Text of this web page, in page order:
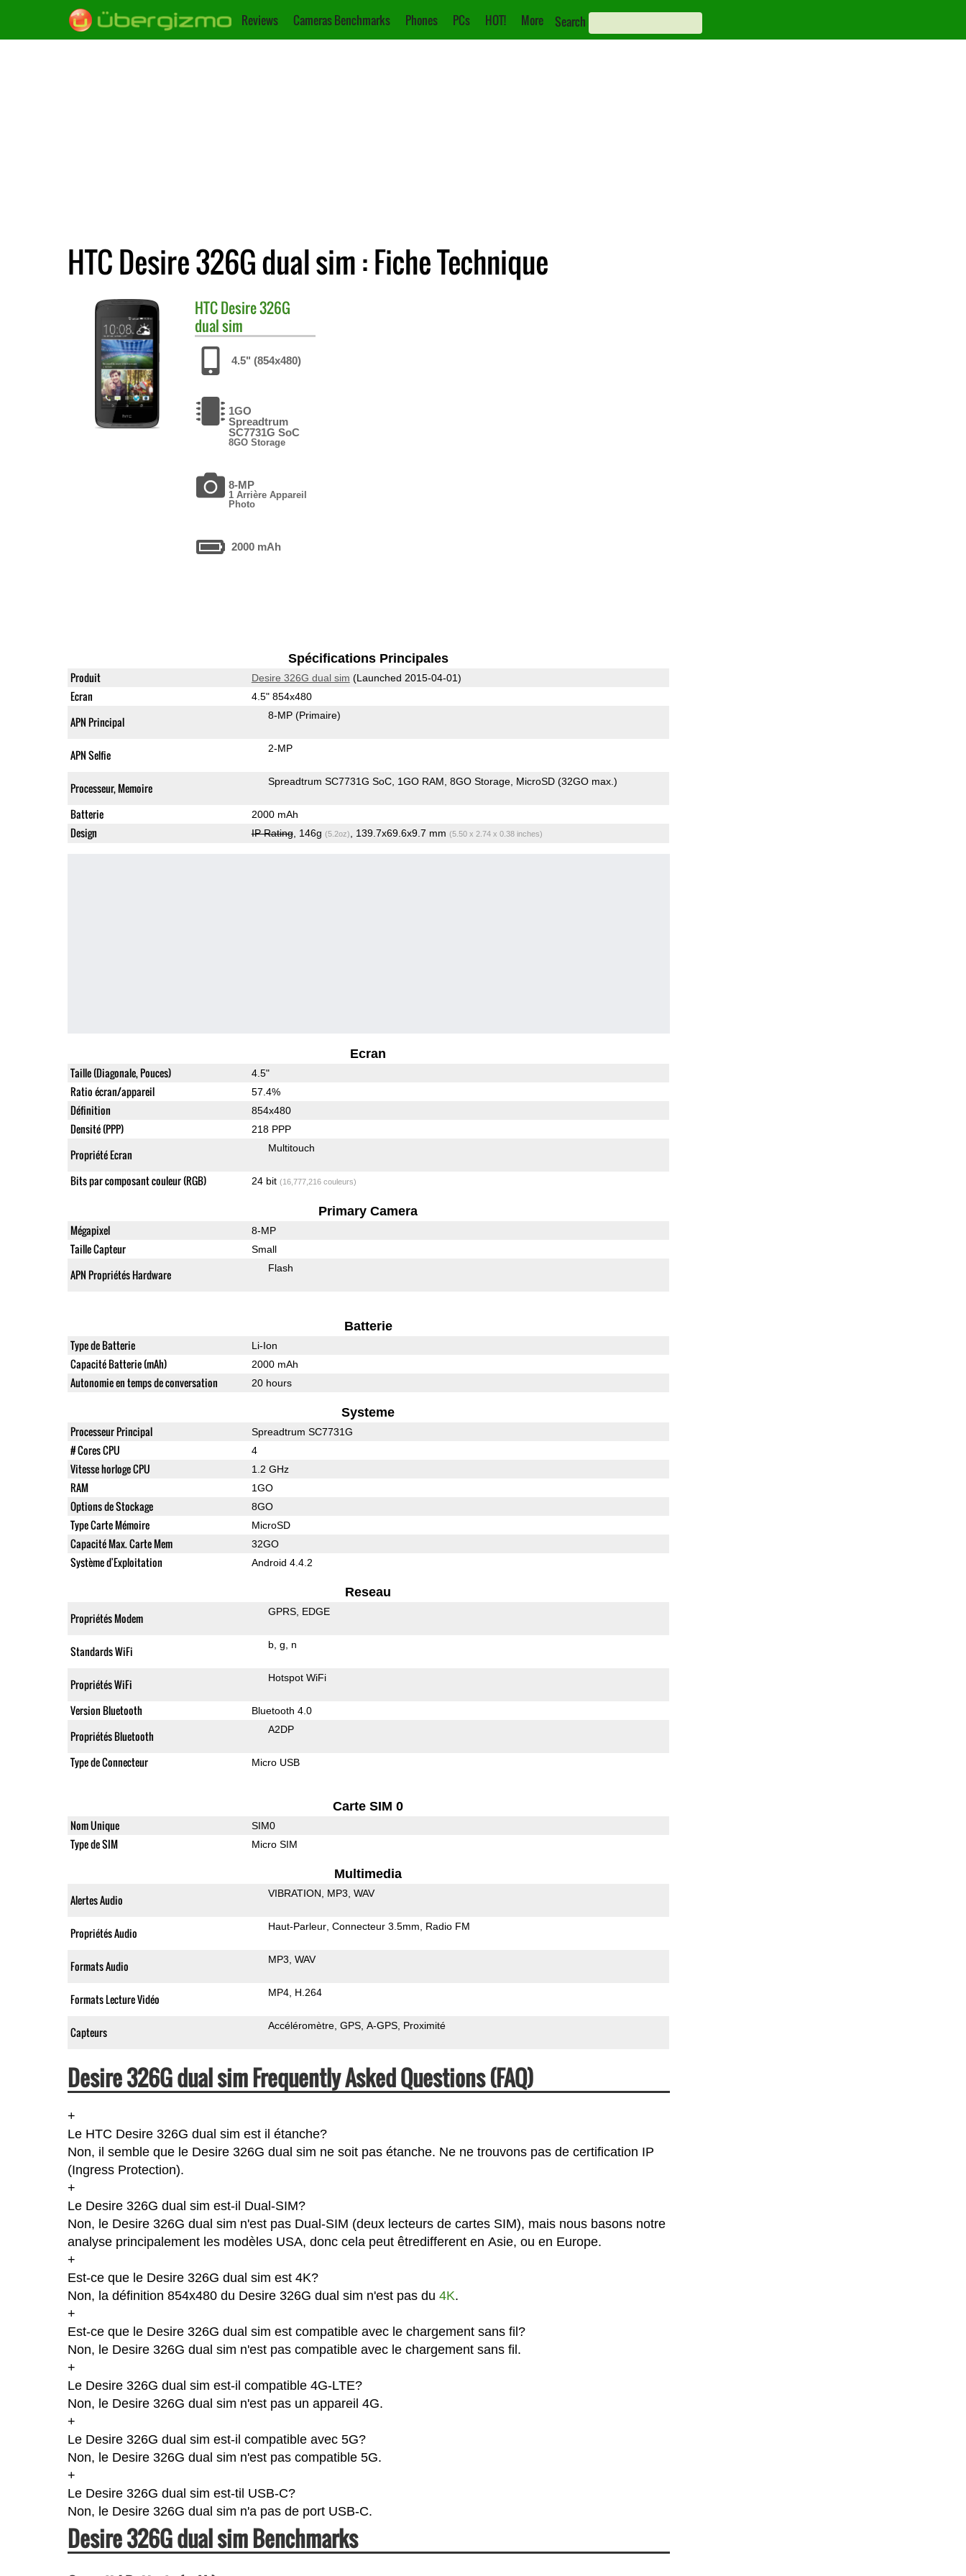
Reviews Cameras Benchmarks Phones PCs HOT! More Search
HTC Desire 326G dual sim : Fiche Technique
HTCDesire 326G
dual sim
4.5" (854x480)
1GO
Spreadtrum
SC7731G SoC
8GO Storage
8-MP
1 Arrière Appareil
Photo
2000 mAh
Spécifications Principales
Produit Desire 326G dual sim (Launched 2015-04-01)
Ecran 4.5" 854x480
APN Principal 8-MP (Primaire)
APN Selfie 2-MP
Processeur, Memoire Spreadtrum SC7731G SoC 1GO RAM 8GO Storage MicroSD (32GO max.)
Batterie 2000 mAh
Design IP Rating, 146g (5.2oz) , 139.7x69.6x9.7 mm (5.50 x 2.74 x 0.38 inches)
Ecran
Taille (Diagonale, Pouces) 4.5"
Ratio écran/appareil 57.4%
Définition 854x480
Densité (PPP) 218 PPP
Propriété Ecran Multitouch
Bits par composant couleur (RGB) 24 bit (16,777,216 couleurs)
Primary Camera
Mégapixel 8-MP
Taille Capteur Small
APN Propriétés Hardware Flash
Batterie
Type de Batterie Li-Ion
Capacité Batterie (mAh) 2000 mAh
Autonomie en temps de conversation 20 hours
Systeme
Processeur Principal Spreadtrum SC7731G
# Cores CPU 4
Vitesse horloge CPU 1.2 GHz
RAM 1GO
Options de Stockage 8GO
Type Carte Mémoire MicroSD
Capacité Max. Carte Mem 32GO
Système d'Exploitation Android 4.4.2
Reseau
Propriétés Modem GPRS EDGE
Standards WiFi b g n
Propriétés WiFi Hotspot WiFi
Version Bluetooth Bluetooth 4.0
Propriétés Bluetooth A2DP
Type de Connecteur Micro USB
Carte SIM 0
Nom Unique SIM0
Type de SIM Micro SIM
Multimedia
Alertes Audio VIBRATION MP3 WAV
Propriétés Audio Haut-Parleur Connecteur 3.5mm Radio FM
Formats Audio MP3 WAV
Formats Lecture Vidéo MP4 H.264
Capteurs Accéléromètre GPS A-GPS Proximité
Desire 326G dual sim Frequently Asked Questions (FAQ)
+
Le HTC Desire 326G dual sim est il étanche?
Non, il semble que le Desire 326G dual sim ne soit pas étanche. Ne ne trouvons pas de certification IP
(Ingress Protection).
+
Le Desire 326G dual sim est-il Dual-SIM?
Non, le Desire 326G dual sim n'est pas Dual-SIM (deux lecteurs de cartes SIM), mais nous basons notre
analyse principalement les modèles USA, donc cela peut êtredifferent en Asie, ou en Europe.
+
Est-ce que le Desire 326G dual sim est 4K?
Non, la définition 854x480 du Desire 326G dual sim n'est pas du 4K.
+
Est-ce que le Desire 326G dual sim est compatible avec le chargement sans fil?
Non, le Desire 326G dual sim n'est pas compatible avec le chargement sans fil.
+
Le Desire 326G dual sim est-il compatible 4G-LTE?
Non, le Desire 326G dual sim n'est pas un appareil 4G.
+
Le Desire 326G dual sim est-il compatible avec 5G?
Non, le Desire 326G dual sim n'est pas compatible 5G.
+
Le Desire 326G dual sim est-til USB-C?
Non, le Desire 326G dual sim n'a pas de port USB-C.
Desire 326G dual sim Benchmarks